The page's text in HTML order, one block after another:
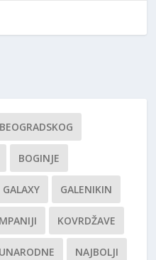
BEOGRADSKOG
BOGINJE
GALAXY GALENIKIN
KOVRDŽAVE
NAJBOLJI